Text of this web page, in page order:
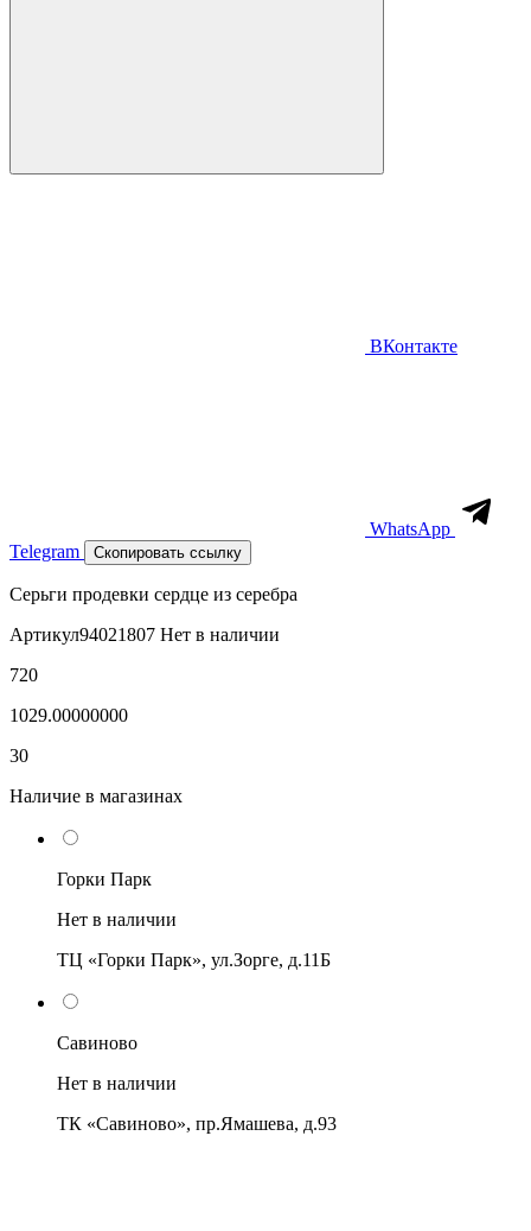
ВКонтакте
WhatsApp
Telegram
Скопировать ссылку
Серьги продевки сердце из серебра
Артикул94021807 Нет в наличии
720
1029.00000000
30
Наличие в магазинах
Горки Парк
Нет в наличии
ТЦ «Горки Парк», ул.Зорге, д.11Б
Савиново
Нет в наличии
ТК «Савиново», пр.Ямашева, д.93